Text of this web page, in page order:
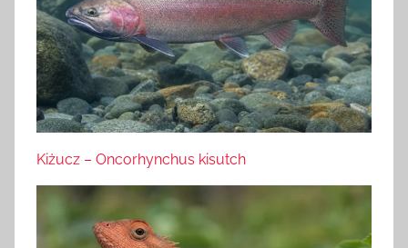
Kiżucz – Oncorhynchus kisutch